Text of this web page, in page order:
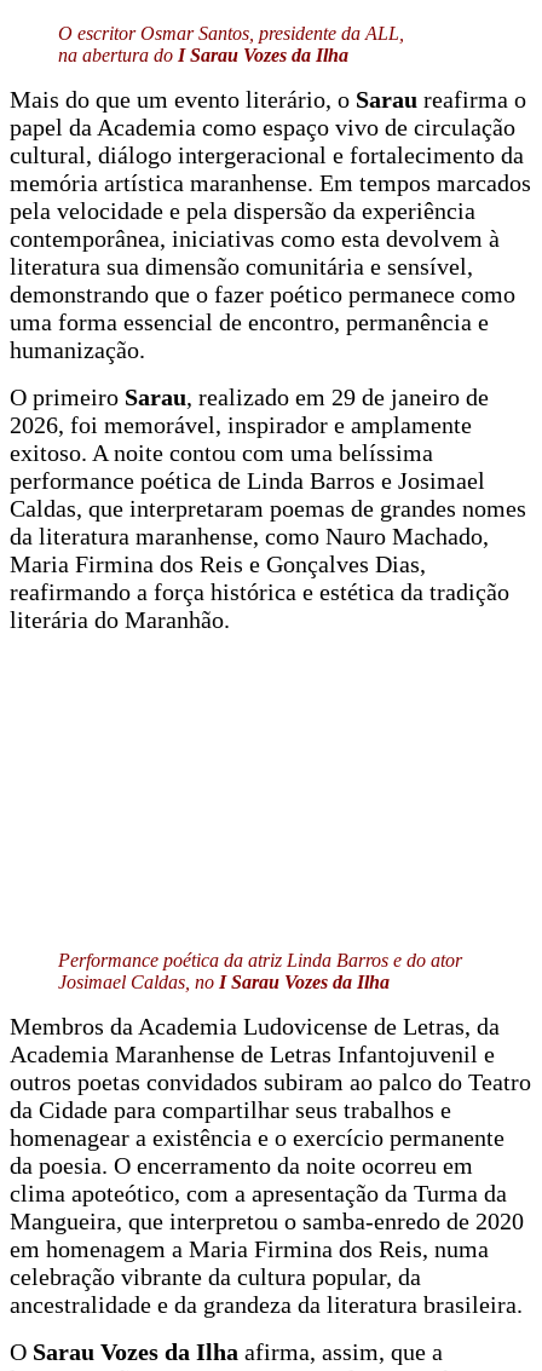
O escritor Osmar Santos, presidente da ALL,
na abertura do I Sarau Vozes da Ilha
Mais do que um evento literário, o Sarau reafirma o
papel da Academia como espaço vivo de circulação
cultural, diálogo intergeracional e fortalecimento da
memória artística maranhense. Em tempos marcados
pela velocidade e pela dispersão da experiência
contemporânea, iniciativas como esta devolvem à
literatura sua dimensão comunitária e sensível,
demonstrando que o fazer poético permanece como
uma forma essencial de encontro, permanência e
humanização.
O primeiro Sarau, realizado em 29 de janeiro de
2026, foi memorável, inspirador e amplamente
exitoso. A noite contou com uma belíssima
performance poética de Linda Barros e Josimael
Caldas, que interpretaram poemas de grandes nomes
da literatura maranhense, como Nauro Machado,
Maria Firmina dos Reis e Gonçalves Dias,
reafirmando a força histórica e estética da tradição
literária do Maranhão.
Performance poética da atriz Linda Barros e do ator
Josimael Caldas, no I Sarau Vozes da Ilha
Membros da Academia Ludovicense de Letras, da
Academia Maranhense de Letras Infantojuvenil e
outros poetas convidados subiram ao palco do Teatro
da Cidade para compartilhar seus trabalhos e
homenagear a existência e o exercício permanente
da poesia. O encerramento da noite ocorreu em
clima apoteótico, com a apresentação da Turma da
Mangueira, que interpretou o samba-enredo de 2020
em homenagem a Maria Firmina dos Reis, numa
celebração vibrante da cultura popular, da
ancestralidade e da grandeza da literatura brasileira.
O Sarau Vozes da Ilha afirma, assim, que a